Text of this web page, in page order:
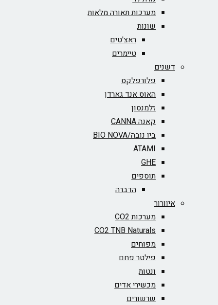
מערכות תאורה מלאות
שונות
ראצ'טים
טיימרים
דשנים
פלורפלקס
האוס אנד גארדן
זלמנסון
קאנה CANNA
ביו נובה/BIO NOVA‏
ATAMI
GHE
תוספים
הדברה
איוורור
מערכות CO2
CO2 TNB Naturals
מפוחים
פילטר פחם
ונטות
מכשירי אדים
שרשורים